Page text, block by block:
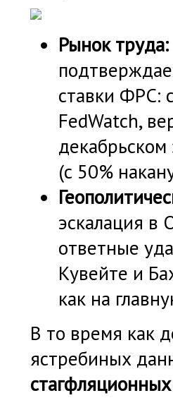
Рынок труда:
ставки ФРС:
FedWatch,
(с 50%
эскалация в
ответные
Кувейте и
как на
В то время как
ястребиных